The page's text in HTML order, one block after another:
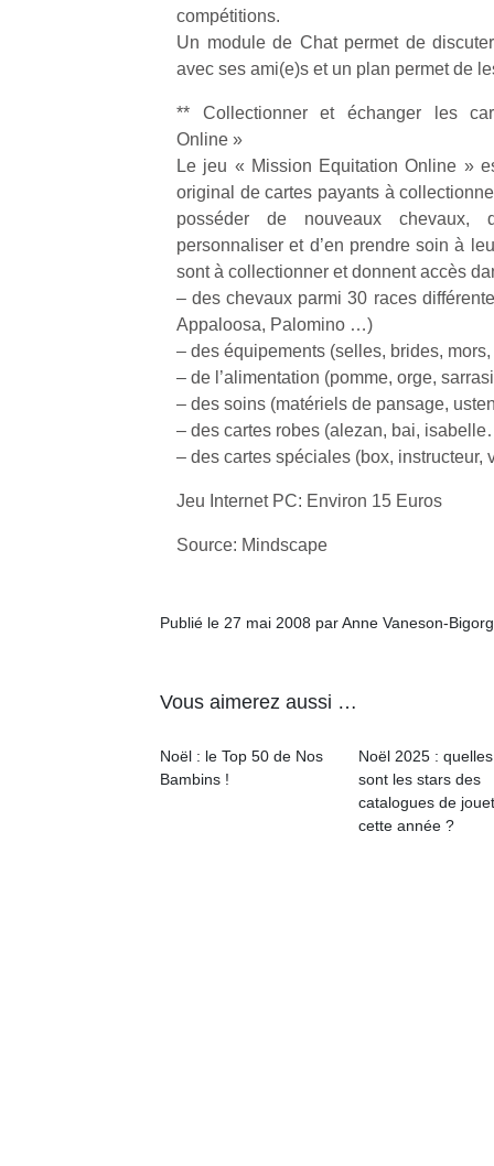
compétitions.
Un module de Chat permet de
avec ses ami(e)s et un plan permet de
** Collectionner et échanger les
Online »
Le jeu « Mission Equitation Online »
original de cartes payants à
posséder de nouveaux
personnaliser et d’en prendre soin à
sont à collectionner et donnent accès
– des chevaux parmi 30 races
Appaloosa, Palomino …)
– des équipements (selles, brides,
– de l’alimentation (pomme, orge,
– des soins (matériels de pansage,
– des cartes robes (alezan, bai,
– des cartes spéciales (box,
Jeu Internet PC: Environ 15 Euros
Source: Mindscape
Publié le 27 mai 2008 par Anne Vaneson-
Vous aimerez aussi …
Noël : le Top 50 de Nos
Bambins !
Noël 2025 : quelles
sont les stars des
catalogues de
cette année ?
NextGen,
une
nouvelle
trottinette
mécanique
Beeper
Les
enfants
débordent
souvent
Varier les
n’est pas
Conjuguer
ou
Des
trampolines
pour les
grands et
les petits !
Durant les
vacances
estivales
retour des
beaux
jours, c’est
l’occasion
pour les